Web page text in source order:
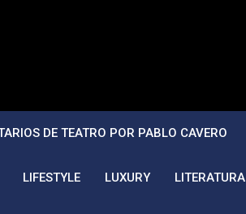
DE TEATRO POR PABLO CAVERO
LIFESTYLE LUXURY LITERATURA